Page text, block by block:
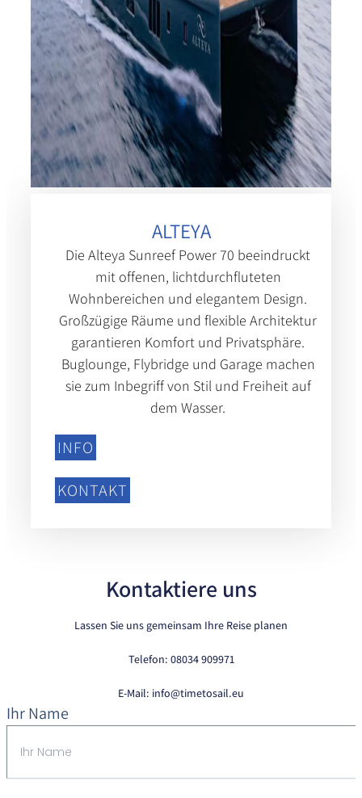
ALTEYA
Die Alteya Sunreef Power 70 beeindruckt
mit offenen, lichtdurchfluteten
Wohnbereichen und elegantem Design.
Großzügige Räume und flexible Architektur
garantieren Komfort und Privatsphäre.
Buglounge, Flybridge und Garage machen
sie zum Inbegriff von Stil und Freiheit auf
dem Wasser.
INFO
KONTAKT
Kontaktiere uns
Lassen Sie uns gemeinsam Ihre Reise planen
Telefon: 08034 909971
E-Mail: info@timetosail.eu
Ihr Name